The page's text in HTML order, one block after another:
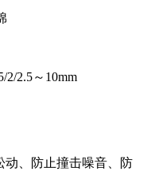
2/2.5～10mm
、防止撞击噪音、防